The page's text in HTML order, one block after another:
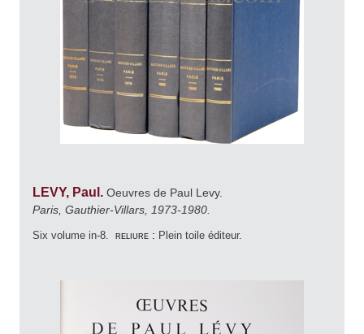
LEVY, Paul. Oeuvres de Paul Levy.
Paris, Gauthier-Villars, 1973-1980.
Six volume in-8. reliure : Plein toile éditeur.